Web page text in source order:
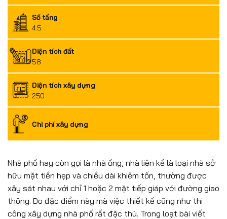
Số tầng
4.5
Diện tích đất
58
Diện tích xây dựng
250
Chi phí xây dựng
Nhà phố hay còn gọi là nhà ống, nhà liên kề là loại nhà sở
hữu mặt tiền hẹp và chiều dài khiêm tốn, thường được
xây sát nhau với chỉ 1 hoặc 2 mặt tiếp giáp với đường giao
thông. Do đặc điểm này mà việc thiết kế cũng như thi
công xây dựng nhà phố rất đặc thù. Trong loạt bài viết